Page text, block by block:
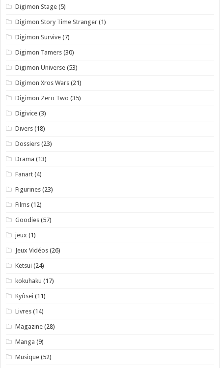
Digimon Stage (5)
Digimon Story Time Stranger (1)
Digimon Survive (7)
Digimon Tamers (30)
Digimon Universe (53)
Digimon Xros Wars (21)
Digimon Zero Two (35)
Digivice (3)
Divers (18)
Dossiers (23)
Drama (13)
Fanart (4)
Figurines (23)
Films (12)
Goodies (57)
jeux (1)
Jeux Vidéos (26)
Ketsui (24)
kokuhaku (17)
Kyôsei (11)
Livres (14)
Magazine (28)
Manga (9)
Musique (52)